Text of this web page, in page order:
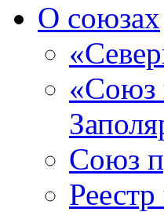
О союзах
«Союз
Союз